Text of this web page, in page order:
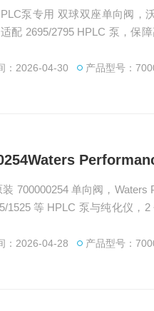
泵专用 双球双座单向阀，
配 2695/2795 HPLC 泵，保
：2026-04-30 产品型号：
700000254 单向阀，Waters
1525 等 HPLC 泵与纯化仪，
：2026-04-28 产品型号：